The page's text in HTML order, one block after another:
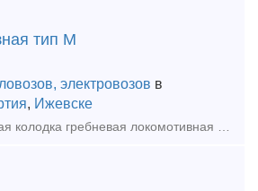
тип М
электровозов в
, Ижевске
В продаже тормозная колодка гребневая локомотивная тип М (ТЭМ1.40.60.024, 44-5287-0.00.00-СБ, ГОСТ 30249-97). Цена с НДС. Доставка.